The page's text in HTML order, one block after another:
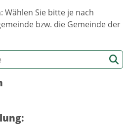
Wählen Sie bitte je nach
bzw. die Gemeinde der